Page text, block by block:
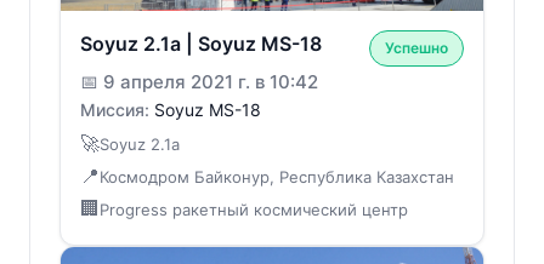
Soyuz 2.1a | Soyuz MS-18 Успешно
📅 9 апреля 2021 г. в 10:42
Миссия: Soyuz MS-18
🚀Soyuz 2.1a
📍Космодром Байконур, Республика Казахстан
🏢 Progress ракетный космический центр